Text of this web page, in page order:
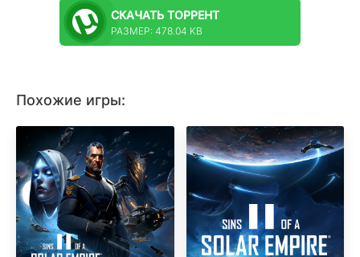
СКАЧАТЬ ТОРРЕНТ
РАЗМЕР: 478.04 KB
Похожие игры: